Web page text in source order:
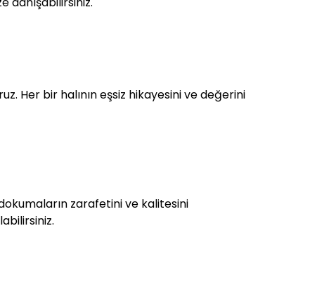
Her bir halının eşsiz hikayesini ve değerini
zarafetini ve kalitesini